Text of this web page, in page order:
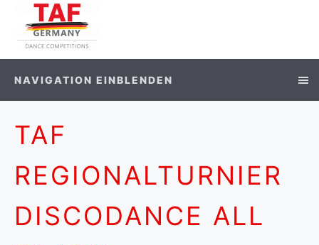
NAVIGATION EINBLENDEN
TAF
REGIONALTURNIER
DISCODANCE ALL